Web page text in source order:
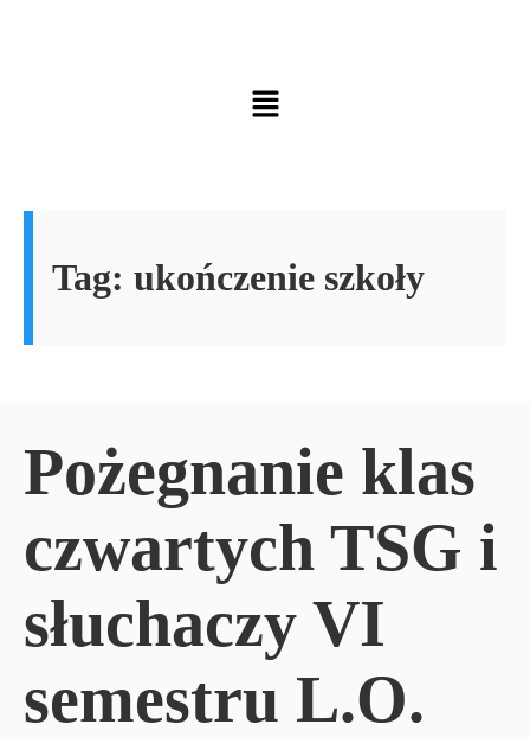
Tag: ukończenie szkoły
Pożegnanie klas
czwartych TSG i
słuchaczy VI
semestru L.O.